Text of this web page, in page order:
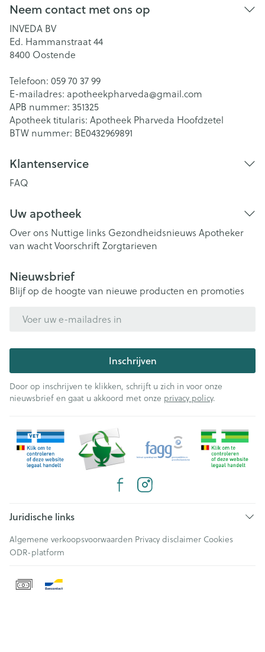
Neem contact met ons op
INVEDA BV
Ed. Hammanstraat 44
8400 Oostende
Telefoon: 059 70 37 99
E-mailadres: apotheekpharveda@gmail.com
APB nummer: 351325
Apotheek titularis: Apotheek Pharveda Hoofdzetel
BTW nummer: BE0432969891
Klantenservice
FAQ
Uw apotheek
Over ons Nuttige links Gezondheidsnieuws Apotheker
van wachtVoorschriftZorgtarieven
Nieuwsbrief
Blijf op de hoogte van nieuwe producten en promoties
Inschrijven
Door op inschrijven te klikken, schrijft u zich in voor onze
nieuwsbrief en gaat u akkoord met onze privacy policy.
Juridische links
Algemene verkoopsvoorwaarden Privacy disclaimer Cookies
ODR-platform